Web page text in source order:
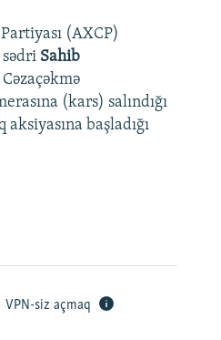
360p
1080p
360p
720p
1080p
(AXCP)
sədri Sahib
(kars) salındığı
başladığı
VPN-siz açmaq